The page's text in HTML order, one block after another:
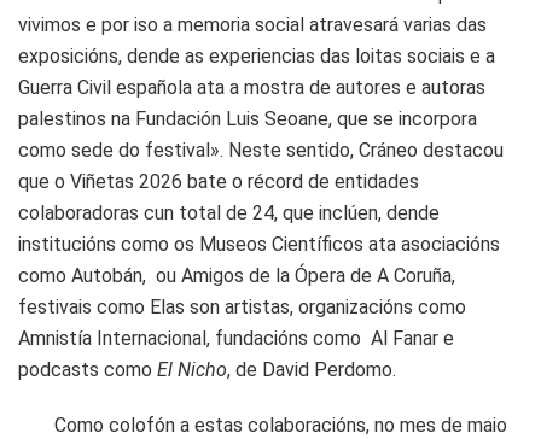
vivimos e por iso a memoria social atravesará varias das
exposicións, dende as experiencias das loitas sociais e a
Guerra Civil española ata a mostra de autores e autoras
palestinos na Fundación Luis Seoane, que se incorpora
como sede do festival». Neste sentido, Cráneo destacou
que o Viñetas 2026 bate o récord de entidades
colaboradoras cun total de 24, que inclúen, dende
institucións como os Museos Científicos ata asociacións
como Autobán, ou Amigos de la Ópera de A Coruña,
festivais como Elas son artistas, organizacións como
Amnistía Internacional, fundacións como Al Fanar e
podcasts como El Nicho, de David Perdomo.
Como colofón a estas colaboracións, no mes de maio